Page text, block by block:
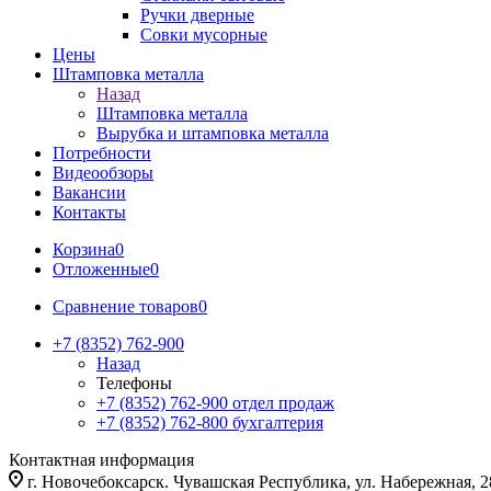
Ручки дверные
Совки мусорные
Цены
Штамповка металла
Назад
Штамповка металла
Вырубка и штамповка металла
Потребности
Видеообзоры
Вакансии
Контакты
Корзина0
Отложенные0
Сравнение товаров0
+7 (8352) 762-900
Назад
Телефоны
+7 (8352) 762-900 отдел продаж
+7 (8352) 762-800 бухгалтерия
Контактная информация
г. Новочебоксарск. Чувашская Республика, ул. Набережная,